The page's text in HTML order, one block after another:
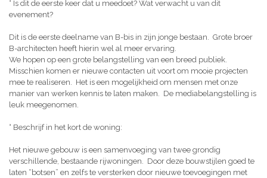
° Is dit de eerste keer dat u meedoet? Wat verwacht u van dit
evenement?
Dit is de eerste deelname van B-bis in zijn jonge bestaan. Grote broer
B-architecten heeft hierin wel al meer ervaring.
We hopen op een grote belangstelling van een breed publiek.
Misschien komen er nieuwe contacten uit voort om mooie projecten
mee te realiseren. Het is een mogelijkheid om mensen met onze
manier van werken kennis te laten maken. De mediabelangstelling is
leuk meegenomen.
° Beschrijf in het kort de woning:
Het nieuwe gebouw is een samenvoeging van twee grondig
verschillende, bestaande rijwoningen. Door deze bouwstijlen goed te
laten “botsen” en zelfs te versterken door nieuwe toevoegingen met